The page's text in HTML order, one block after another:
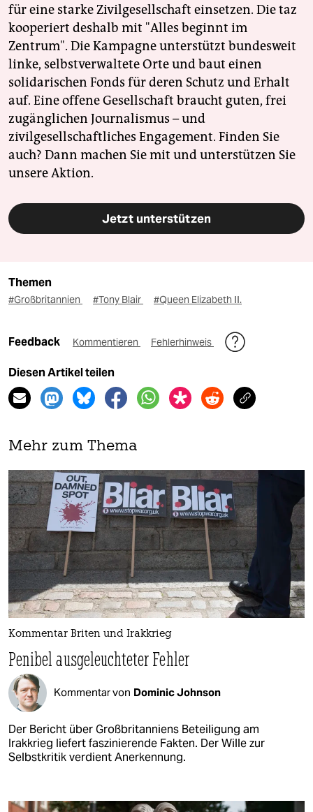
für eine starke Zivilgesellschaft einsetzen. Die taz
kooperiert deshalb mit "Alles beginnt im
Zentrum". Die Kampagne unterstützt bundesweit
linke, selbstverwaltete Orte und baut einen
solidarischen Fonds für deren Schutz und Erhalt
auf. Eine offene Gesellschaft braucht guten, frei
zugänglichen Journalismus – und
zivilgesellschaftliches Engagement. Finden Sie
auch? Dann machen Sie mit und unterstützen Sie
unsere Aktion.
Jetzt unterstützen
Themen
#Großbritannien #Tony Blair #Queen Elizabeth II.
Feedback Kommentieren Fehlerhinweis
Diesen Artikel teilen
Mehr zum Thema
Kommentar Briten und Irakkrieg
Penibel ausgeleuchteter Fehler
Kommentar von Dominic Johnson
Der Bericht über Großbritanniens Beteiligung am
Irakkrieg liefert faszinierende Fakten. Der Wille zur
Selbstkritik verdient Anerkennung.